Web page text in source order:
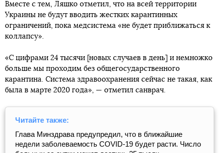
Вместе с тем, Ляшко отметил, что на всей территории
Украины не будут вводить жестких карантинных
ограничений, пока медсистема «не будет приближаться к
коллапсу».
«С цифрами 24 тысячи [новых случаев в день] и немножко
больше мы проходим без общегосударственного
карантина. Система здравоохранения сейчас не такая, как
была в марте 2020 года», — отметил санврач.
Читайте также:
Глава Минздрава предупредил, что в ближайшие
недели заболеваемость COVID-19 будет расти. Число